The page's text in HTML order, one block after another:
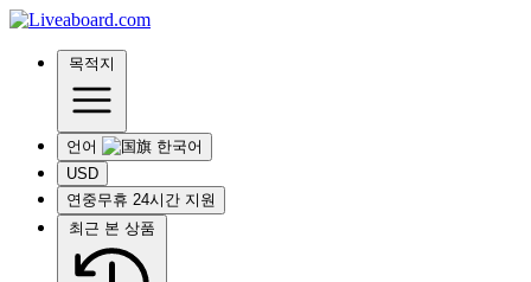
목적지
언어
USD
연중무휴 24시간 지원
최근 본 상품